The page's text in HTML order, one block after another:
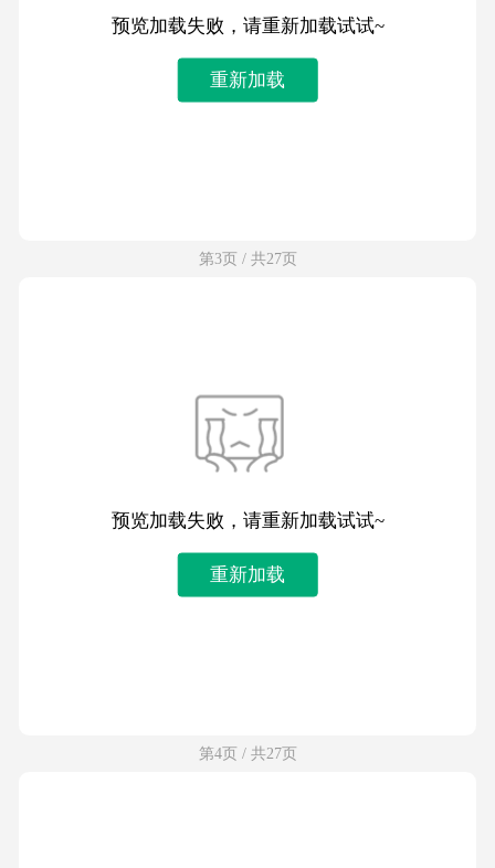
预览加载失败，请重新加载试试~
重新加载
第3页 / 共27页
预览加载失败，请重新加载试试~
重新加载
第4页 / 共27页